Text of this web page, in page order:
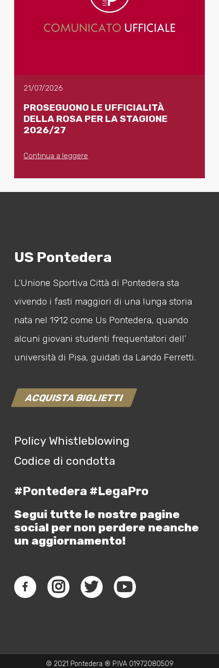
21/07/2026
PROSEGUONO LE UFFICIALITÀ
DELLA ROSA PER LA STAGIONE
2026/27
Continua a leggere
US Pontedera
L’Unione Sportiva Città di Pontedera sta
vivendo i fasti maggiori di una lunga storia
nata nel 1912 come Us Pontedera, quando
alcuni giovani studenti frequentatori dell’
università di Pisa, guidati da Lando Ferretti.
ACQUISTA BIGLIETTI
Policy Whistleblowing
Codice di condotta
#Pontedera #LegaPro
Segui tutte le nostre pagine
social per non perdere neanche
un aggiornamento!
© 2021 Pontedera ® P.IVA 01972080509